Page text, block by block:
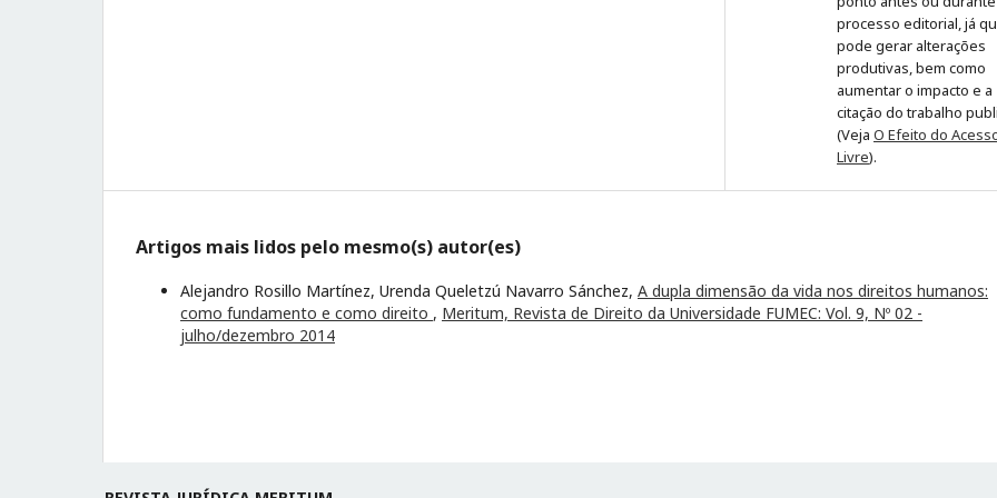
processo editorial, já
pode gerar alterações
produtivas, bem como
aumentar o impacto e a
citação do trabalho
(Veja O Efeito do
Livre).
Artigos mais lidos pelo mesmo(s) autor(es)
Alejandro Rosillo Martínez, Urenda Queletzú Navarro Sánchez, A dupla dimensão da vida nos direitos humanos:
como fundamento e como direito , Meritum, Revista de Direito da Universidade FUMEC: Vol. 9, Nº 02 -
julho/dezembro 2014